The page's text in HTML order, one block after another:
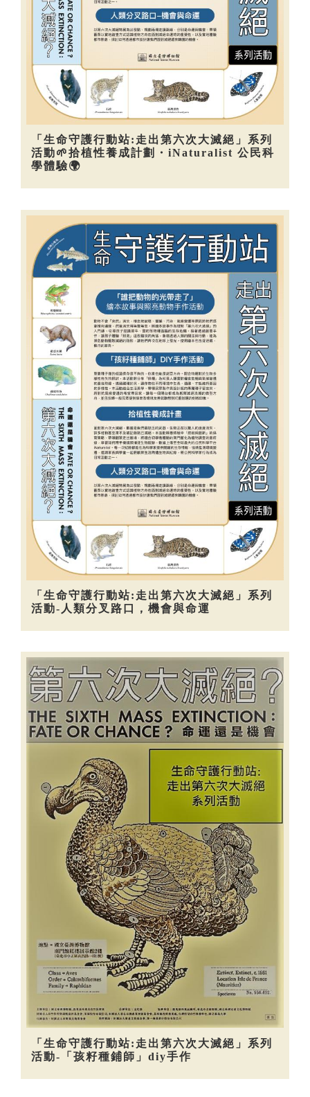
「生命守護行動站:走出第六次大滅絕」系列
活動🌱拾植性養成計劃・iNaturalist 公民科
學體驗🌍
「生命守護行動站:走出第六次大滅絕」系列
活動-人類分叉路口，機會與命運
「生命守護行動站:走出第六次大滅絕」系列
活動-「孩籽種鋪師」diy手作